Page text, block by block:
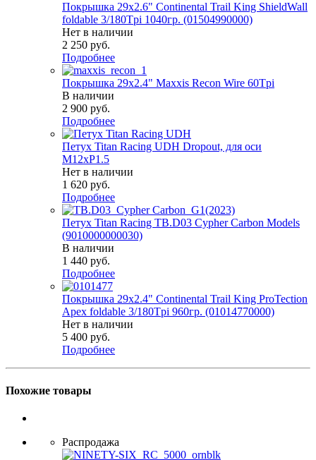
Покрышка 29x2.6" Continental Trail King ShieldWall
foldable 3/180Tpi 1040гр. (01504990000)
Нет в наличии
2 250 руб.
Подробнее
Покрышка 29x2.4" Maxxis Recon Wire 60Tpi
В наличии
2 900 руб.
Подробнее
Петух Titan Racing UDH Dropout, для оси
М12хP1.5
Нет в наличии
1 620 руб.
Подробнее
Петух Titan Racing TB.D03 Cypher Carbon Models
(9010000000030)
В наличии
1 440 руб.
Подробнее
Покрышка 29x2.4" Continental Trail King ProTection
Apex foldable 3/180Tpi 960гр. (01014770000)
Нет в наличии
5 400 руб.
Подробнее
Похожие товары
Распродажа